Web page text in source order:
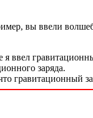
вы ввели
ввел
заряда.
гравитационный